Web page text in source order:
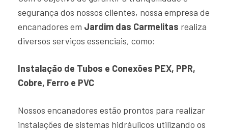
segurança dos nossos clientes, nossa empresa de
encanadores em Jardim das Carmelitas realiza
diversos serviços essenciais, como:
Instalação de Tubos e Conexões PEX, PPR,
Cobre, Ferro e PVC
Nossos encanadores estão prontos para realizar
instalações de sistemas hidráulicos utilizando os